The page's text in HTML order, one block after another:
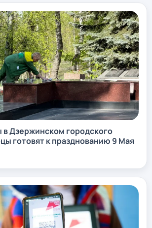
Дзержинском городского
готовят к празднованию 9 Мая